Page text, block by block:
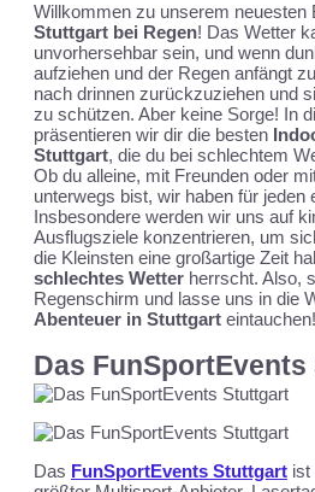
Willkommen zu unserem neuesten
Stuttgart bei Regen! Das Wetter
unvorhersehbar sein, und wenn
aufziehen und der Regen anfängt
nach drinnen zurückzuziehen und
zu schützen. Aber keine Sorge! In
präsentieren wir dir die besten
Stuttgart, die du bei schlechtem
Ob du alleine, mit Freunden oder
unterwegs bist, wir haben für jeden
Insbesondere werden wir uns auf
Ausflugsziele konzentrieren, um
die Kleinsten eine großartige Zeit
schlechtes Wetter herrscht. Also,
Regenschirm und lasse uns in die
Abenteuer in Stuttgart eintauchen!
Das
Das FunSportEvents Stuttgart ist